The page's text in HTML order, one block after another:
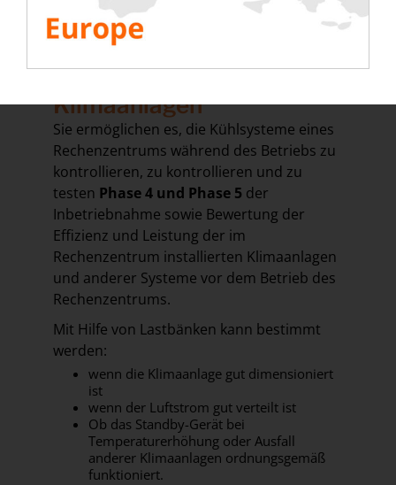
Lastbank für die
Inbetriebnahme von
Klimaanlagen
Sie ermöglichen es, die Kühlsysteme eines
Rechenzentrums während des Betriebs zu
kontrollieren, zu kontrollieren und zu
testen Phase 4 und Phase 5 der
Inbetriebnahme sowie Bewertung der
Effizienz und Leistung der im
Rechenzentrum installierten Klimaanlagen
und anderer Systeme vor dem Betrieb des
Rechenzentrums.
Mit Hilfe von Lastbänken kann bestimmt
werden:
wenn die Klimaanlage gut dimensioniert
ist
wenn der Luftstrom gut verteilt ist
Ob das Standby-Gerät bei
Temperaturerhöhung oder Ausfall
anderer Klimaanlagen ordnungsgemäß
funktioniert.